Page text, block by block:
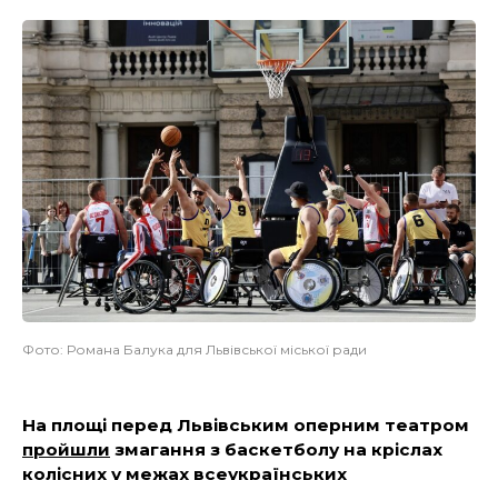
Фото: Романа Балука для Львівської міської ради
На площі перед Львівським оперним театром
пройшли змагання з баскетболу на кріслах
колісних у межах всеукраїнських